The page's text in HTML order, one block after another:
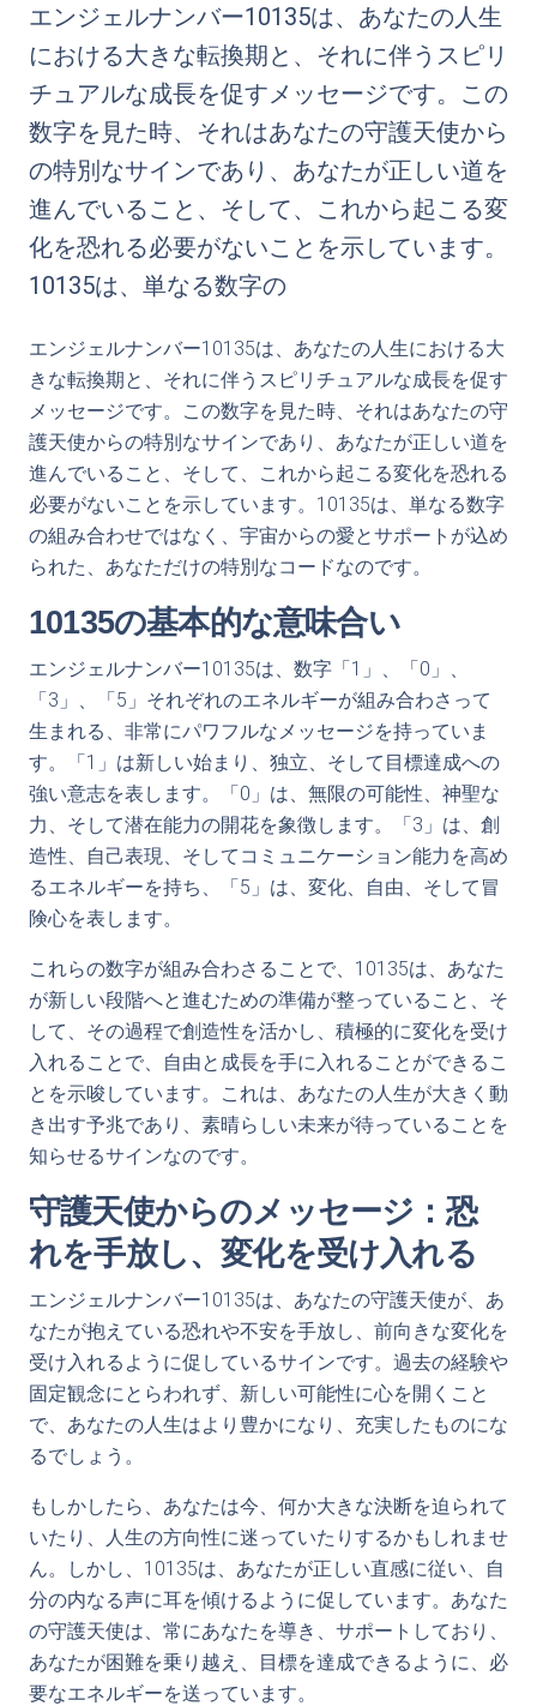
エンジェルナンバー10135は、あなたの人生
における大きな転換期と、それに伴うスピリ
チュアルな成長を促すメッセージです。この
数字を見た時、それはあなたの守護天使から
の特別なサインであり、あなたが正しい道を
進んでいること、そして、これから起こる変
化を恐れる必要がないことを示しています。
10135は、単なる数字の
エンジェルナンバー10135は、あなたの人生における大
きな転換期と、それに伴うスピリチュアルな成長を促す
メッセージです。この数字を見た時、それはあなたの守
護天使からの特別なサインであり、あなたが正しい道を
進んでいること、そして、これから起こる変化を恐れる
必要がないことを示しています。10135は、単なる数字
の組み合わせではなく、宇宙からの愛とサポートが込め
られた、あなただけの特別なコードなのです。
10135の基本的な意味合い
エンジェルナンバー10135は、数字「1」、「0」、
「3」、「5」それぞれのエネルギーが組み合わさって
生まれる、非常にパワフルなメッセージを持っていま
す。「1」は新しい始まり、独立、そして目標達成への
強い意志を表します。「0」は、無限の可能性、神聖な
力、そして潜在能力の開花を象徴します。「3」は、創
造性、自己表現、そしてコミュニケーション能力を高め
るエネルギーを持ち、「5」は、変化、自由、そして冒
険心を表します。
これらの数字が組み合わさることで、10135は、あなた
が新しい段階へと進むための準備が整っていること、そ
して、その過程で創造性を活かし、積極的に変化を受け
入れることで、自由と成長を手に入れることができるこ
とを示唆しています。これは、あなたの人生が大きく動
き出す予兆であり、素晴らしい未来が待っていることを
知らせるサインなのです。
守護天使からのメッセージ：恐
れを手放し、変化を受け入れる
エンジェルナンバー10135は、あなたの守護天使が、あ
なたが抱えている恐れや不安を手放し、前向きな変化を
受け入れるように促しているサインです。過去の経験や
固定観念にとらわれず、新しい可能性に心を開くこと
で、あなたの人生はより豊かになり、充実したものにな
るでしょう。
もしかしたら、あなたは今、何か大きな決断を迫られて
いたり、人生の方向性に迷っていたりするかもしれませ
ん。しかし、10135は、あなたが正しい直感に従い、自
分の内なる声に耳を傾けるように促しています。あなた
の守護天使は、常にあなたを導き、サポートしており、
あなたが困難を乗り越え、目標を達成できるように、必
要なエネルギーを送っています。